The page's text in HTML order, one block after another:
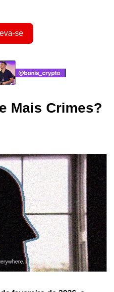
se
Mais Crimes?